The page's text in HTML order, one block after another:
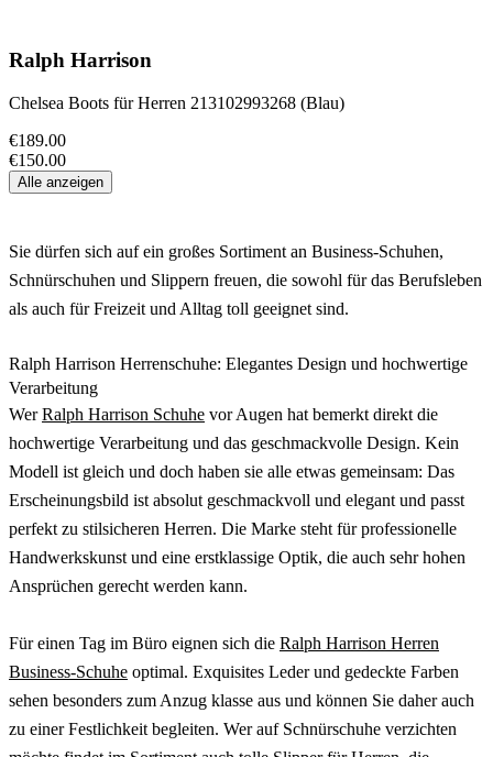
Ralph Harrison
Chelsea Boots für Herren 213102993268 (Blau)
€189.00
€150.00
Alle anzeigen
Sie dürfen sich auf ein großes Sortiment an Business-Schuhen,
Schnürschuhen und Slippern freuen, die sowohl für das Berufsleben
als auch für Freizeit und Alltag toll geeignet sind.
Ralph Harrison Herrenschuhe: Elegantes Design und hochwertige
Verarbeitung
WerRalph Harrison Schuhe vor Augen hat bemerkt direkt die
hochwertige Verarbeitung und das geschmackvolle Design. Kein
Modell ist gleich und doch haben sie alle etwas gemeinsam: Das
Erscheinungsbild ist absolut geschmackvoll und elegant und passt
perfekt zu stilsicheren Herren. Die Marke steht für professionelle
Handwerkskunst und eine erstklassige Optik, die auch sehr hohen
Ansprüchen gerecht werden kann.
Für einen Tag im Büro eignen sich die Ralph Harrison Herren
Business-Schuhe optimal. Exquisites Leder und gedeckte Farben
sehen besonders zum Anzug klasse aus und können Sie daher auch
zu einer Festlichkeit begleiten. Wer auf Schnürschuhe verzichten